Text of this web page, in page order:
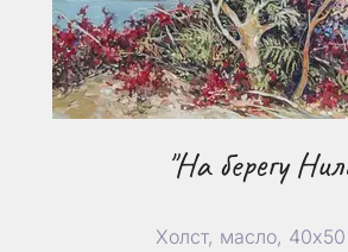
"На берегу
Холст, масло,